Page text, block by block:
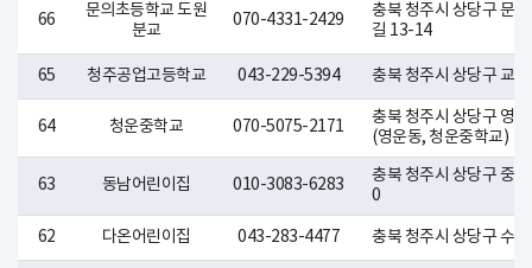
66
문의초등학교 도원
분교
070-4331-2429
충북 청주시 상당구 문
길 13-14
65 청주공업고등학교 043-229-5394 충북 청주시 상당구 교
64 청운중학교 070-5075-2171
충북 청주시 상당구 영
(영운동, 청운중학교)
63 동남어린이집 010-3083-6283
충북 청주시 상당구 중
0
62 다온어린이집 043-283-4477 충북 청주시 상당구 수